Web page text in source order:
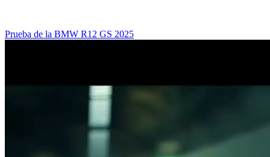
Prueba de la BMW R12 GS 2025